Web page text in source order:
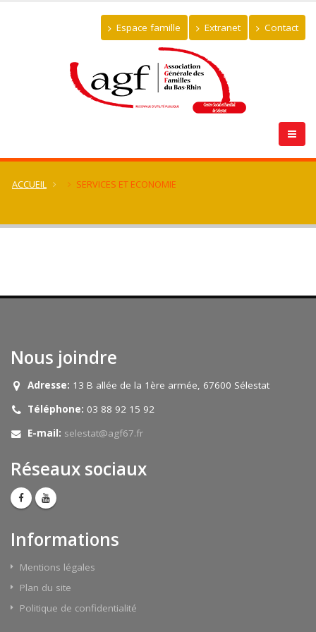
Espace famille Extranet Contact
ACCUEIL SERVICES ET ECONOMIE
Nous joindre
Adresse: 13 B allée de la 1ère armée, 67600 Sélestat
Téléphone: 03 88 92 15 92
E-mail: selestat@agf67.fr
Réseaux sociaux
Informations
Mentions légales
Plan du site
Politique de confidentialité